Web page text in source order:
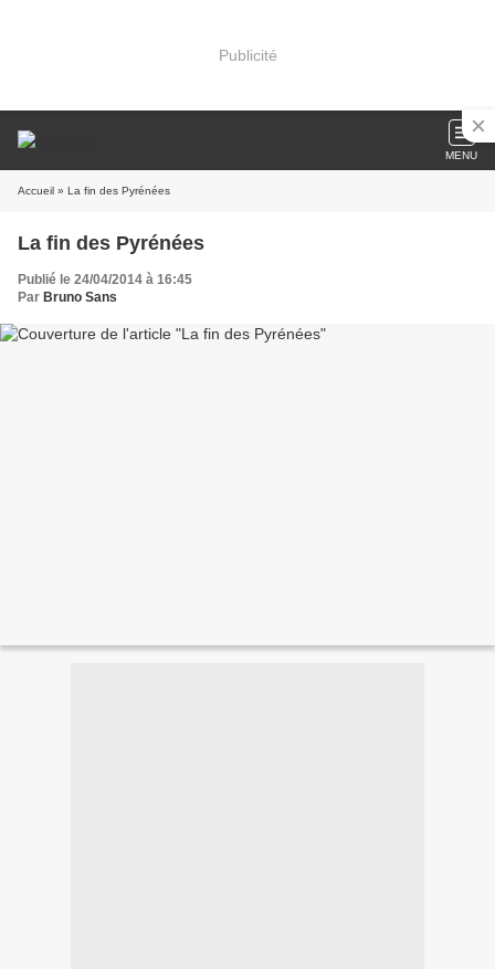
Publicité
MENU
Accueil » La fin des Pyrénées
La fin des Pyrénées
Publié le 24/04/2014 à 16:45
Par Bruno Sans